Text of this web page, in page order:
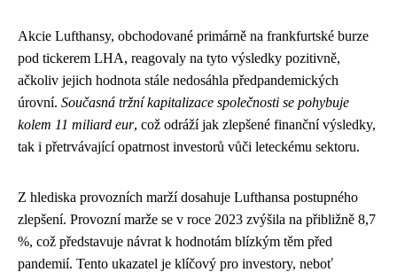
Akcie Lufthansy, obchodované primárně na frankfurtské burze
pod tickerem LHA, reagovaly na tyto výsledky pozitivně,
ačkoliv jejich hodnota stále nedosáhla předpandemických
úrovní. Současná tržní kapitalizace společnosti se pohybuje
kolem 11 miliard eur, což odráží jak zlepšené finanční výsledky,
tak i přetrvávající opatrnost investorů vůči leteckému sektoru.
Z hlediska provozních marží dosahuje Lufthansa postupného
zlepšení. Provozní marže se v roce 2023 zvýšila na přibližně 8,7
%, což představuje návrat k hodnotám blízkým těm před
pandemií. Tento ukazatel je klíčový pro investory, neboť